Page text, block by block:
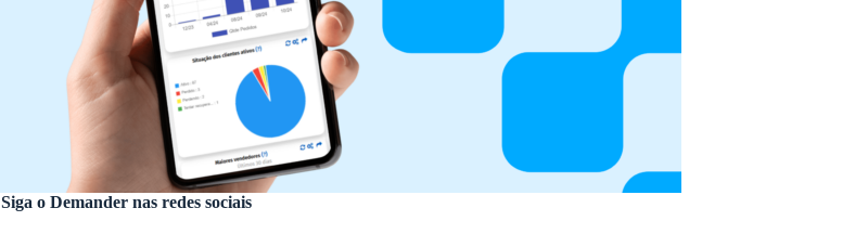
Siga o Demander nas redes sociais